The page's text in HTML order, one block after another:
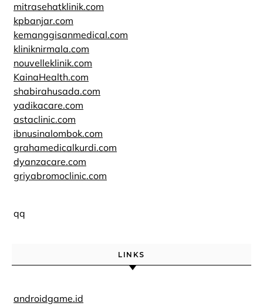
mitrasehatklinik.com
kpbanjar.com
kemanggisanmedical.com
kliniknirmala.com
nouvelleklinik.com
KainaHealth.com
shabirahusada.com
yadikacare.com
astaclinic.com
ibnusinalombok.com
grahamedicalkurdi.com
dyanzacare.com
griyabromoclinic.com
qq
LINKS
androidgame.id